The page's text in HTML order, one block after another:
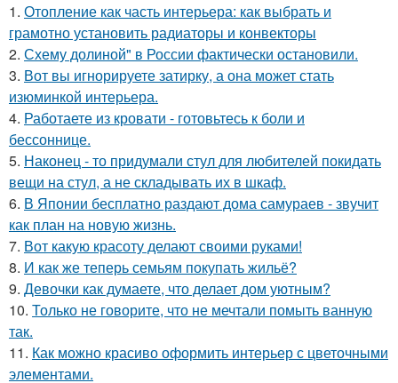
1. Отопление как часть интерьера: как выбрать и
грамотно установить радиаторы и конвекторы
2. Схему долиной" в России фактически остановили.
3. Вот вы игнорируете затирку, а она может стать
изюминкой интерьера.
4. Работаете из кровати - готовьтесь к боли и
бессоннице.
5. Наконец - то придумали стул для любителей покидать
вещи на стул, а не складывать их в шкаф.
6. В Японии бесплатно раздают дома самураев - звучит
как план на новую жизнь.
7. Вот какую красоту делают своими руками!
8. И как же теперь семьям покупать жильё?
9. Девочки как думаете, что делает дом уютным?
10. Только не говорите, что не мечтали помыть ванную
так.
11. Как можно красиво оформить интерьер с цветочными
элементами.